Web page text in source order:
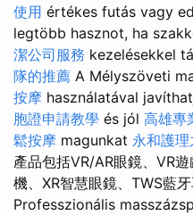
使用 értékes futás vagy
legtöbb hasznot, ha
潔公司服務 kezelésekkel
隊的推薦 A Mélyszöveti
按摩 használatával
胞證申請教學 és jól 高雄專
鬆按摩 magunkat 永和護
產品包括VR/AR眼鏡、VR
機、XR智慧眼鏡、TWS藍
Professzionális